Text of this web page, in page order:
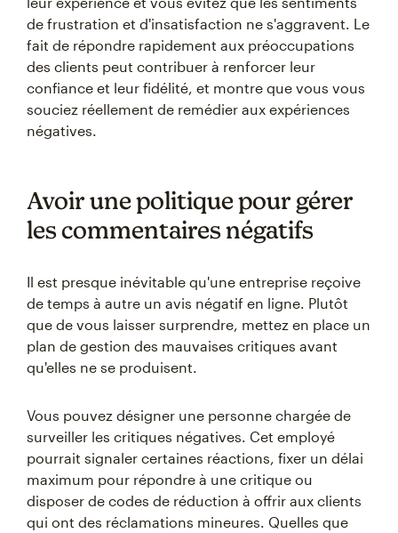
de frustration et d'insatisfaction ne s'aggravent. Le
fait de répondre rapidement aux préoccupations
des clients peut contribuer à renforcer leur
confiance et leur fidélité, et montre que vous vous
souciez réellement de remédier aux expériences
négatives.
Avoir une politique pour gérer
les commentaires négatifs
Il est presque inévitable qu'une entreprise reçoive
de temps à autre un avis négatif en ligne. Plutôt
que de vous laisser surprendre, mettez en place un
plan de gestion des mauvaises critiques avant
qu'elles ne se produisent.
Vous pouvez désigner une personne chargée de
surveiller les critiques négatives. Cet employé
pourrait signaler certaines réactions, fixer un délai
maximum pour répondre à une critique ou
disposer de codes de réduction à offrir aux clients
qui ont des réclamations mineures. Quelles que